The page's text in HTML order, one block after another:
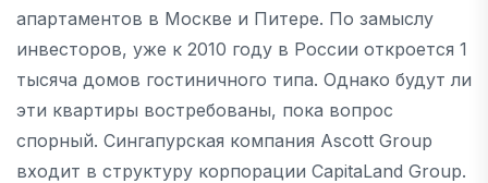
апартаментов в Москве и Питере. По замыслу
инвесторов, уже к 2010 году в России откроется 1
тысяча домов гостиничного типа. Однако будут ли
эти квартиры востребованы, пока вопрос
спорный. Сингапурская компания Ascott Group
входит в структуру корпорации CapitaLand Group.